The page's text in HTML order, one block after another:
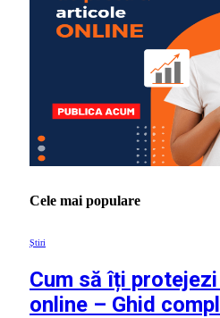
Cele mai populare
Știri
Cum să îți
online – Ghid